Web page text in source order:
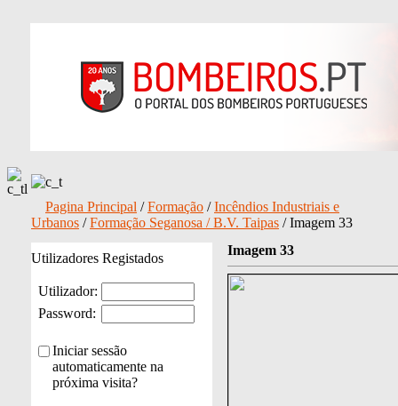
Pagina Principal /Formação /Incêndios Industriais e
Urbanos /Formação Seganosa / B.V. Taipas / Imagem 33
Utilizadores Registados
Utilizador:
Password:
Iniciar sessão
automaticamente na
próxima visita?
Imagem 33